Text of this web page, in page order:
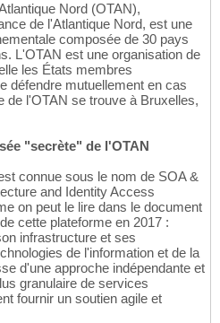
Nord (OTAN),
de l'Atlantique Nord, est une
composée de 30 pays
L'OTAN est une organisation de
les États membres
défendre mutuellement en cas
de l'OTAN se trouve à Bruxelles,
"secrète" de l'OTAN
connue sous le nom de SOA &
and Identity Access
on peut le lire dans le document
cette plateforme en 2017 :
infrastructure et ses
de l'information et de la
d'une approche indépendante et
granulaire de services
fournir un soutien agile et